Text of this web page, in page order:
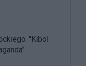
"Kibol